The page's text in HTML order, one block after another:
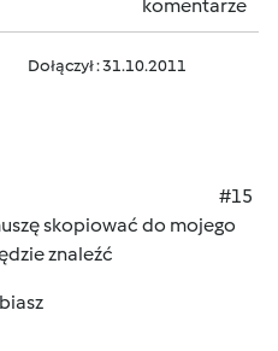
komentarze
Dołączył : 31.10.2011
#15
skopiować do mojego
znaleźć